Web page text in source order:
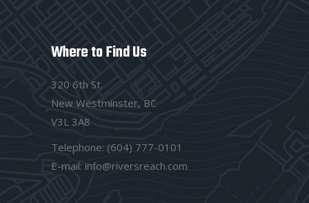
Where to Find Us
320 6th St.
New Westminster, BC
V3L 3A8
Telephone: (604) 777-0101
E-mail: info@riversreach.com